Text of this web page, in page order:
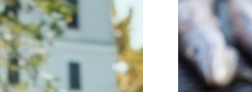
Jump to navigation